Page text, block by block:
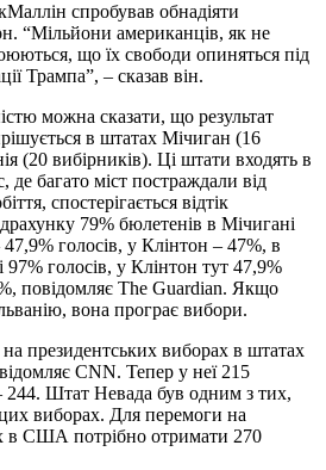
спробував обнадіяти
“Мільйони американців, як не
що їх свободи опиняться під
Трампа”, – сказав він.
можна сказати, що результат
в штатах Мічиган (16
(20 вибірників). Ці штати входять в
де багато міст постраждали від
спостерігається відтік
79% бюлетенів в Мічигані
голосів, у Клінтон – 47%, в
97% голосів, у Клінтон тут 47,9%
повідомляє The Guardian. Якщо
вона програє вибори.
президентських виборах в штатах
CNN. Тепер у неї 215
244. Штат Невада був одним з тих,
виборах. Для перемоги на
в США потрібно отримати 270